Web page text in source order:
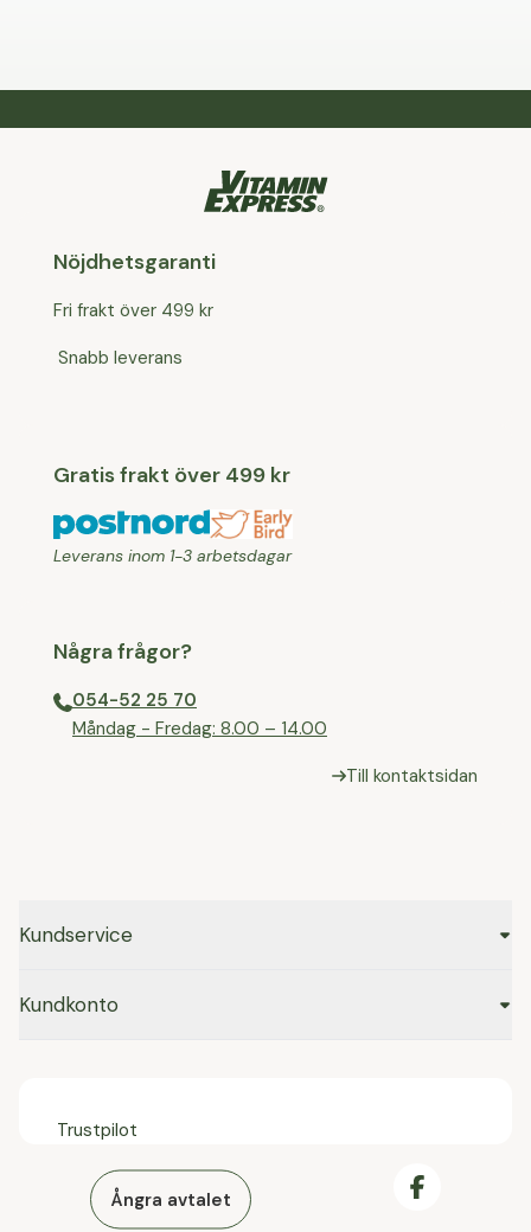
Nöjdhetsgaranti
Fri frakt över 499 kr
Snabb leverans
Gratis frakt över 499 kr
Leverans inom 1-3 arbetsdagar
Några frågor?
054-52 25 70
⁠Måndag - Fredag: 8.00 – 14.00
Till kontaktsidan
Kundservice
Kundkonto
Trustpilot
Ångra avtalet